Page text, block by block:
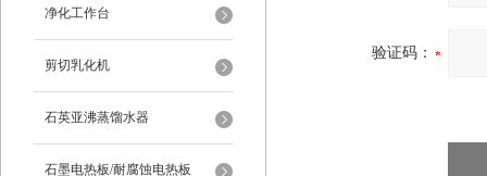
净化工作台
剪切乳化机
石英亚沸蒸馏水器
石墨电热板/耐腐蚀电热板
验证码：